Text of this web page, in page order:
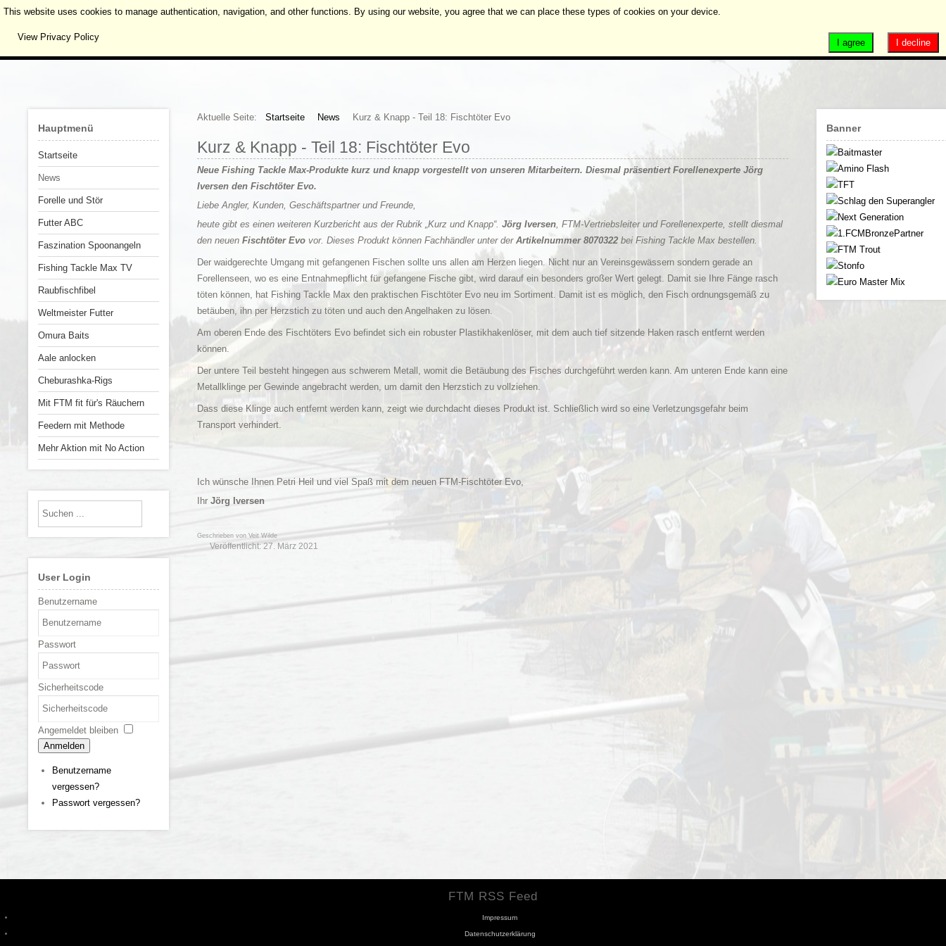
Hauptmenü
Startseite
News
Forelle und Stör
Futter ABC
Faszination Spoonangeln
Fishing Tackle Max TV
Raubfischfibel
Weltmeister Futter
Omura Baits
Aale anlocken
Cheburashka-Rigs
Mit FTM fit für's Räuchern
Feedern mit Methode
Mehr Aktion mit No Action
User Login
Benutzername
Passwort
Sicherheitscode
Angemeldet bleiben
Anmelden
Benutzername
vergessen?
Passwort vergessen?
Banner
Aktuelle Seite: Startseite News Kurz & Knapp - Teil 18: Fischtöter Evo
Kurz & Knapp - Teil 18: Fischtöter Evo
Neue Fishing Tackle Max-Produkte kurz und knapp vorgestellt von unseren Mitarbeitern. Diesmal präsentiert Forellenexperte Jörg
Iversen den Fischtöter Evo.
Liebe Angler, Kunden, Geschäftspartner und Freunde,
heute gibt es einen weiteren Kurzbericht aus der Rubrik „Kurz und Knapp“. Jörg Iversen , FTM-Vertriebsleiter und Forellenexperte, stellt diesmal
den neuen Fischtöter Evo vor. Dieses Produkt können Fachhändler unter der Artikelnummer 8070322 bei Fishing Tackle Max bestellen.
Der waidgerechte Umgang mit gefangenen Fischen sollte uns allen am Herzen liegen. Nicht nur an Vereinsgewässern sondern gerade an
Forellenseen, wo es eine Entnahmepflicht für gefangene Fische gibt, wird darauf ein besonders großer Wert gelegt. Damit sie Ihre Fänge rasch
töten können, hat Fishing Tackle Max den praktischen Fischtöter Evo neu im Sortiment. Damit ist es möglich, den Fisch ordnungsgemäß zu
betäuben, ihn per Herzstich zu töten und auch den Angelhaken zu lösen.
Am oberen Ende des Fischtöters Evo befindet sich ein robuster Plastikhakenlöser, mit dem auch tief sitzende Haken rasch entfernt werden
können.
Der untere Teil besteht hingegen aus schwerem Metall, womit die Betäubung des Fisches durchgeführt werden kann. Am unteren Ende kann eine
Metallklinge per Gewinde angebracht werden, um damit den Herzstich zu vollziehen.
Dass diese Klinge auch entfernt werden kann, zeigt wie durchdacht dieses Produkt ist. Schließlich wird so eine Verletzungsgefahr beim
Transport verhindert.
Ich wünsche Ihnen Petri Heil und viel Spaß mit dem neuen FTM-Fischtöter Evo,
Ihr Jörg Iversen
Geschrieben von Veit Wilde
Veröffentlicht: 27. März 2021
FTM RSS Feed
Impressum
Datenschutzerklärung
This website uses cookies to manage authentication, navigation, and other functions. By using our website, you agree that we can place these types of cookies on your device.
View Privacy Policy
I decline
I agree